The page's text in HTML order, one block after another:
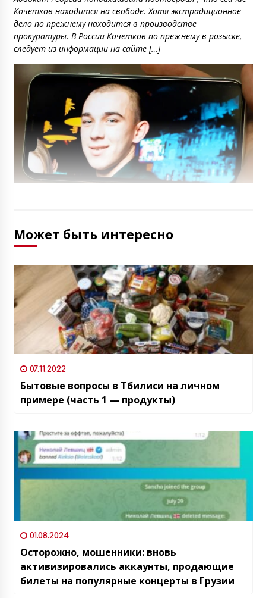
Кочетков находится на свободе. Хотя экстрадиционное
дело по прежнему находится в производстве
прокуратуры. В России Кочетков по-прежнему в розыске,
следует из информации на сайте […]
Может быть интересно
07.11.2022
Бытовые вопросы в Тбилиси на личном
примере (часть 1 — продукты)
01.08.2024
Осторожно, мошенники: вновь
активизировались аккаунты, продающие
билеты на популярные концерты в Грузии